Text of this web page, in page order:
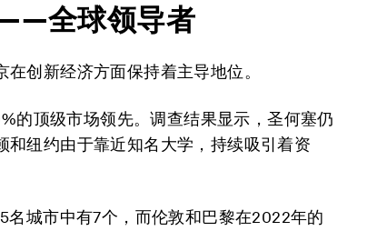
全球领导者
创新经济方面保持着主导地位。
的顶级市场领先。调查结果显示，圣何塞仍
和纽约由于靠近知名大学，持续吸引着资
名城市中有7个，而伦敦和巴黎在2022年的